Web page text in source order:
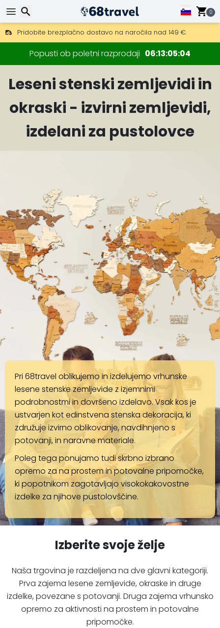
0
Pridobite brezplačno dostavo na naročila nad 149 €.
Na voljo je tudi DHL Express čez noč.
30 dni za vračilo, 90 dni za lesene zemljevide in dekoracije.
Popusti ob poletni razprodaji 06 13 05 03
Leseni stenski zemljevidi in
okraski - izvirni zemljevidi,
izdelani za pustolovce
Pri 68travel oblikujemo in izdelujemo vrhunske
lesene stenske zemljevide z izjemnimi
podrobnostmi in dovršeno izdelavo. Vsak kos je
ustvarjen kot edinstvena stenska dekoracija, ki
združuje izvirno oblikovanje, navdihnjeno s
potovanji, in naravne materiale.
Poleg tega ponujamo tudi skrbno izbrano
opremo za na prostem in potovalne pripomočke,
ki popotnikom zagotavljajo visokokakovostne
izdelke za njihove pustolovščine.
Izberite svoje želje
Naša trgovina je razdeljena na dve glavni kategoriji.
Prva zajema lesene zemljevide, okraske in druge
izdelke, povezane s potovanji. Druga zajema vrhunsko
opremo za aktivnosti na prostem in potovalne
pripomočke.
Iskanje
Iskanje